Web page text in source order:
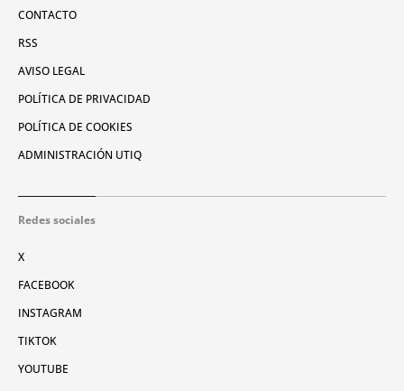
CONTACTO
RSS
AVISO LEGAL
POLÍTICA DE PRIVACIDAD
POLÍTICA DE COOKIES
ADMINISTRACIÓN UTIQ
Redes sociales
X
FACEBOOK
INSTAGRAM
TIKTOK
YOUTUBE